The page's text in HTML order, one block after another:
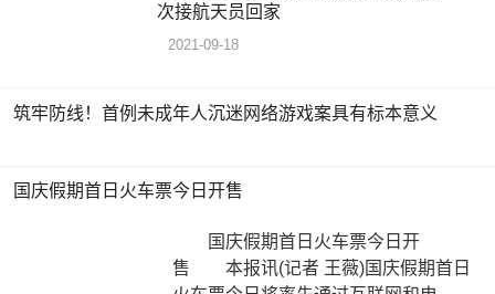
次接航天员回家
2021-09-18
筑牢防线！首例未成年人沉迷网络游戏案具有标本意义
国庆假期首日火车票今日开售
国庆假期首日火车票今日开
售 本报讯(记者 王薇)国庆假期首日